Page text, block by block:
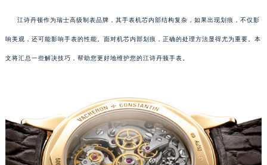
江诗丹顿作为瑞士高级制表品牌，其手表机芯内部结构复杂，如果出现划痕，不仅影
响美观，还可能影响手表的性能。面对机芯内部划痕，正确的处理方法显得尤为重要。本
文将汇总一些解决技巧，帮助您更好地维护您的江诗丹顿手表。